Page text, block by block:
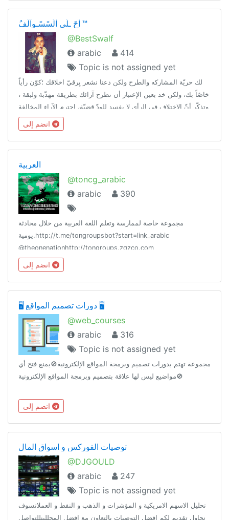
آحً ـلَى آلَسًسًـوِآلَفُ ™
@BestSwalf
arabic
414
Topic is not assigned yet
لك حريّة المشاركه والطرح ولكن دعنا نشعر بِرقيّ اخلاقك ؛كوّن رأياً
خاصّاً بك، ولكن خذ بعين الإعتبار أن تطرح آرائك بطريقة مهذّبة ولبقة ،
وتذكّر أنّ الاختلاف في الرأي لا يفسد للودّ قضيّة، احترم الآراء المخالفة
العربية
@toncg_arabic
arabic
390
مجموعة خاصة لممارسة وتعلم اللغة العربية من خلال محادثة
يومية.http://t.me/tongroupsbot?start=link_arabic
@theonenationhttp://tongroups.zqzco.com
🖥️ دورات تصميم المواقع 🖥️
@web_courses
arabic
316
Topic is not assigned yet
مجموعة تهتم بدورات تصميم وبرمجة المواقع الإلكترونية🚫يمنع فتح أي
مواضيع ليس لها علاقة بتصميم وبرمجة المواقع الإلكترونية🚫
توصيات الفوركس و اسواق المال
@DJGOULD
arabic
247
Topic is not assigned yet
تحليل الاسهم الامريكية و المؤشرات و الذهب و النفط و العملاتسوف
نحاول تقديم لكم افضل التوصيات بالتعاون مع افضل المحللينللتواصل